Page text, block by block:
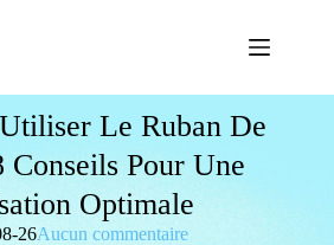
Le Ruban De
Conseils Pour Une
Optimale
26Aucun commentaire